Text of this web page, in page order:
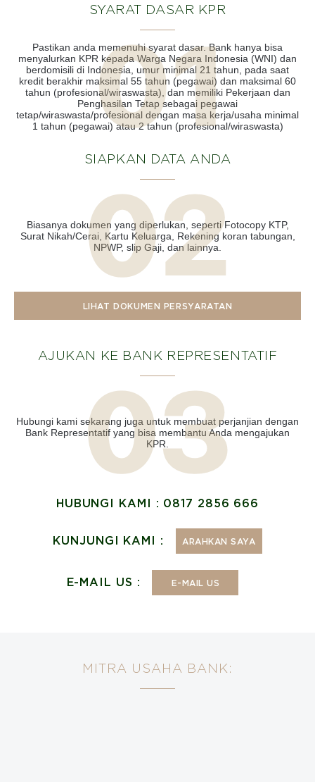
SYARAT DASAR KPR
Pastikan anda memenuhi syarat dasar. Bank hanya bisa
menyalurkan KPR kepada Warga Negara Indonesia (WNI) dan
berdomisili di Indonesia, umur minimal 21 tahun, pada saat
kredit berakhir maksimal 55 tahun (pegawai) dan maksimal 60
tahun (profesional/wiraswasta), dan memiliki Pekerjaan dan
Penghasilan Tetap sebagai pegawai
tetap/wiraswasta/profesional dengan masa kerja/usaha minimal
1 tahun (pegawai) atau 2 tahun (profesional/wiraswasta)
SIAPKAN DATA ANDA
Biasanya dokumen yang diperlukan, seperti Fotocopy KTP,
Surat Nikah/Cerai, Kartu Keluarga, Rekening koran tabungan,
NPWP, slip Gaji, dan lainnya.
LIHAT DOKUMEN PERSYARATAN
AJUKAN KE BANK REPRESENTATIF
Hubungi kami sekarang juga untuk membuat perjanjian dengan
Bank Representatif yang bisa membantu Anda mengajukan
KPR.
HUBUNGI KAMI : 0817 2856 666
KUNJUNGI KAMI : ARAHKAN SAYA
E-MAIL US : E-MAIL US
MITRA USAHA BANK: